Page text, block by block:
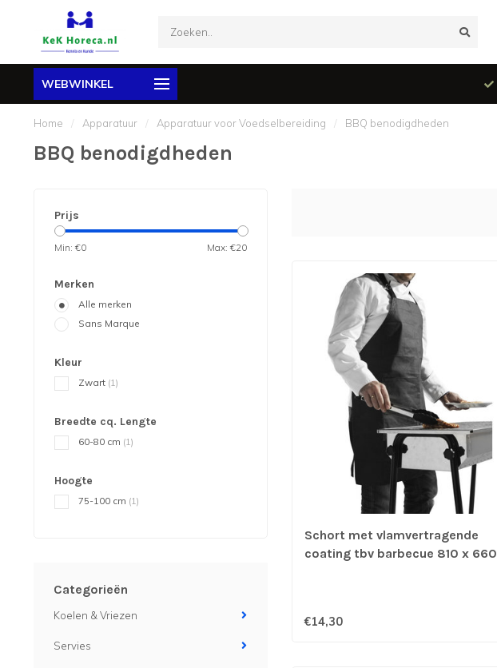
WEBWINKEL
Home / Apparatuur / Apparatuur voor Voedselbereiding / BBQ benodigdheden
BBQ benodigdheden
Prijs
Min: €0 Max: €20
Merken
Alle merken
Sans Marque
Kleur
Zwart (1)
Breedte cq. Lengte
60-80 cm (1)
Hoogte
75-100 cm (1)
Categorieën
Koelen & Vriezen
Servies
Schort met vlamvertragende
coating tbv barbecue 810 x 660
€14,30